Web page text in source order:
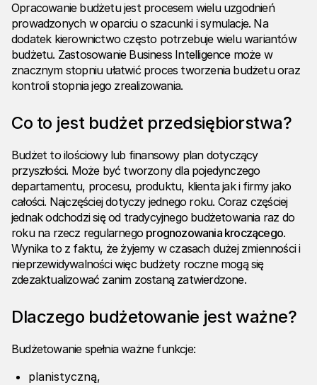
Opracowanie budżetu jest procesem wielu uzgodnień
prowadzonych w oparciu o szacunki i symulacje. Na
dodatek kierownictwo często potrzebuje wielu wariantów
budżetu. Zastosowanie Business Intelligencemoże w
znacznym stopniu ułatwić proces tworzenia budżetu oraz
kontroli stopnia jego zrealizowania.
Co to jest budżet przedsiębiorstwa?
Budżet to ilościowy lub finansowy plan dotyczący
przyszłości. Może być tworzony dla pojedynczego
departamentu, procesu, produktu, klienta jak i firmy jako
całości. Najczęściej dotyczy jednego roku. Coraz częściej
jednak odchodzi się od tradycyjnego budżetowania raz do
roku na rzecz regularnego prognozowania kroczącego.
Wynika to z faktu, że żyjemy w czasach dużej zmienności i
nieprzewidywalności więc budżety roczne mogą się
zdezaktualizować zanim zostaną zatwierdzone.
Dlaczego budżetowanie jest ważne?
Budżetowanie spełnia ważne funkcje:
planistyczną,